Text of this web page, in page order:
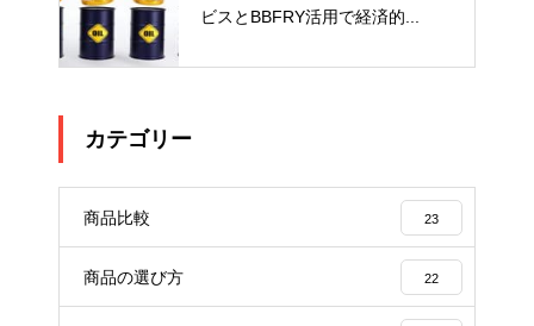
ビスとBBFRY活用で経済的...
カテゴリー
商品比較 23
商品の選び方 22